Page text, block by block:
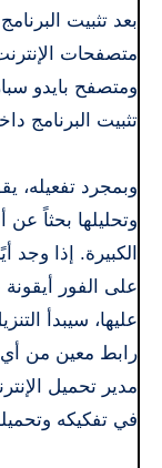
بعد تثبيت
متصفحات
ومتصفح بايدو
تثبيت البرنامج
وبمجرد تفعيله،
وتحليلها بحثاً عن
الكبيرة. إذا وجد
على الفور
عليها، سيبدأ
رابط معين من أي
في تفكيكه